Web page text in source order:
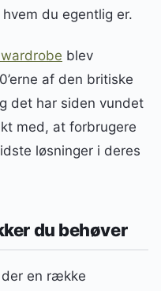
du egentlig er.
blev
af den britiske
det har siden vundet
med, at forbrugere
løsninger i deres
du behøver
en række